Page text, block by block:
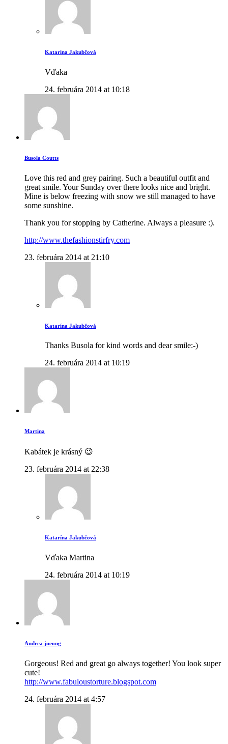
Katarína Jakubčová
Vďaka
24. februára 2014 at 10:18
Busola Coutts
Love this red and grey pairing. Such a beautiful outfit and
great smile. Your Sunday over there looks nice and bright.
Mine is below freezing with snow we still managed to have
some sunshine.
Thank you for stopping by Catherine. Always a pleasure :).
http://www.thefashionstirfry.com
23. februára 2014 at 21:10
Katarína Jakubčová
Thanks Busola for kind words and dear smile:-)
24. februára 2014 at 10:19
Martina
Kabátek je krásný 😉
23. februára 2014 at 22:38
Katarína Jakubčová
Vďaka Martina
24. februára 2014 at 10:19
Andrea jueong
Gorgeous! Red and great go always together! You look super
cute!
http://www.fabuloustorture.blogspot.com
24. februára 2014 at 4:57